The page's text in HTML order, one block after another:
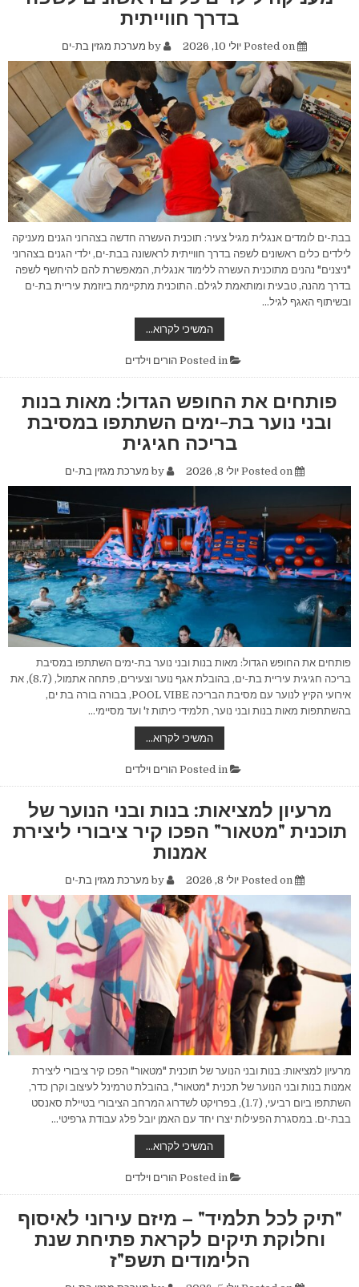
עמותת
ש.ק.ל
ישראל
בדרך חווייתית
יולי 10, 2026 מערכת מגזין בת-ים
בבת-ים לומדים אנגלית מגיל צעיר: תוכנית העשרה חדשה בצהרוני הגנים מעניקה
לילדים כלים ראשונים לשפה בדרך חווייתית לראשונה בבת-ים, ילדי הגנים בצהרוני
"ניצנים" נהנים מתוכנית העשרה ללימוד אנגלית, המאפשרת להם להיחשף לשפה
בדרך מהנה, טבעית ומותאמת לגילם. התוכנית מתקיימת ביוזמת עיריית בת-ים
ובשיתוף האגף לגיל…
המשיכי לקרוא…
לומדים
מגיל
תוכנית
העשרה
חדשה
בצהרוני
הגנים
מעניקה
לילדים
כלים
לשפה
בדרך
הורים וילדים
פותחים את החופש הגדול: מאות בנות
ובני נוער בת-ימים השתתפו במסיבת
בריכה חגיגית
Posted on יולי 8, 2026 by מערכת מגזין בת-ים
פותחים את החופש הגדול: מאות בנות ובני נוער בת-ימים השתתפו במסיבת
בריכה חגיגית עיריית בת-ים, בהובלת אגף נוער וצעירים, פתחה אתמול, (8.7), את
אירועי הקיץ לנוער עם מסיבת הבריכה POOL VIBE, בבורה בורה בת ים,
בהשתתפות מאות בנות ובני נוער, תלמידי כיתות ז' ועד מסיימי…
המשיכי לקרוא…
את
הגדול:
בנות
נוער
בת-ימים
השתתפו
במסיבת
הורים וילדים
מרעיון למציאות: בנות ובני הנוער של
תוכנית "מטאור" הפכו קיר ציבורי ליצירת
אמנות
יולי 8, 2026 by מערכת מגזין בת-ים
מרעיון למציאות: בנות ובני הנוער של תוכנית "מטאור" הפכו קיר ציבורי ליצירת
אמנות בנות ובני הנוער של תכנית "מטאור", בהובלת טרמינל לעיצוב וקרן כדר,
השתתפו ביום רביעי, (1.7), בפרויקט לשדרוג המרחב הציבורי בטיילת סאנסט
בבת-ים. במסגרת הפעילות יצרו יחד עם האמן יובל פלג עבודת גרפיטי…
המשיכי לקרוא…
למציאות:
ובני
של
"מטאור"
הפכו
קיר
ציבורי
ליצירת
אמנות
הורים וילדים
"תיק לכל תלמיד" – מיזם עירוני לאיסוף
וחלוקת תיקים לקראת פתיחת שנת
הלימודים תשפ"ז